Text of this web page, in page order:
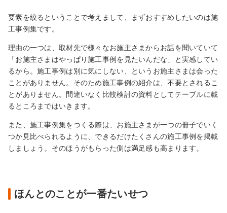
要素を絞るということで考えまして、まずおすすめしたいのは施
工事例集です。
理由の一つは、取材先で様々なお施主さまからお話を聞いていて
「お施主さまはやっぱり施工事例を見たいんだな」と実感してい
るから。施工事例は別に気にしない、というお施主さまは会った
ことがありません。そのため施工事例の紹介は、不要とされるこ
とがありません。間違いなく比較検討の資料としてテーブルに載
るところまではいきます。
また、施工事例集をつくる際は、お施主さまが一つの冊子でいく
つか見比べられるように、できるだけたくさんの施工事例を掲載
しましょう。そのほうがもらった側は満足感も高まります。
ほんとのことが一番たいせつ